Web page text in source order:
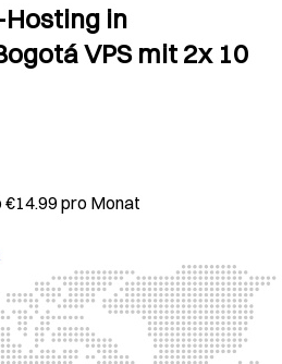
Hosting in
VPS mit 2x 10
€14.99pro Monat